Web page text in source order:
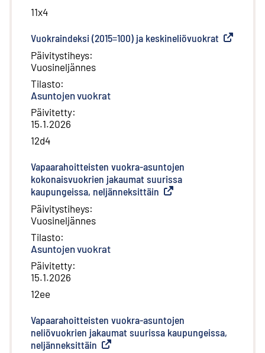
11x4
Vuokraindeksi (2015=100) ja keskineliövuokrat Ulkoinen
Päivitystiheys:
Vuosineljännes
Tilasto:
Asuntojen vuokrat
Päivitetty:
15.1.2026
12d4
Vapaarahoitteisten vuokra-asuntojen
kokonaisvuokrien jakaumat suurissa
kaupungeissa, neljänneksittäin Ulkoinen linkki
Päivitystiheys:
Vuosineljännes
Tilasto:
Asuntojen vuokrat
Päivitetty:
15.1.2026
12ee
Vapaarahoitteisten vuokra-asuntojen
neliövuokrien jakaumat suurissa kaupungeissa,
neljänneksittäin Ulkoinen linkki